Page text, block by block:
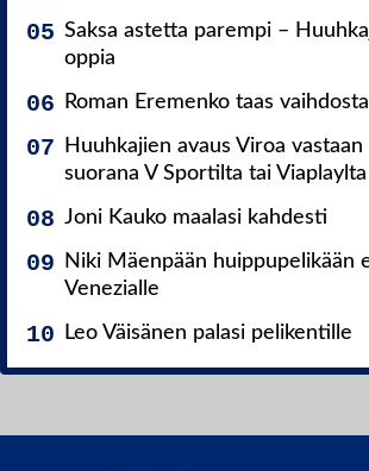
Saksa astetta parempi –
oppia
Roman Eremenko taas
Huuhkajien avaus Viroa
suorana V Sportilta tai Viaplaylta
Joni Kauko maalasi kahdesti
Niki Mäenpään huippupelikään
Venezialle
Leo Väisänen palasi pelikentille